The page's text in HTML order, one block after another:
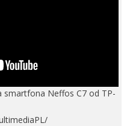
smartfona Neffos C7 od TP-